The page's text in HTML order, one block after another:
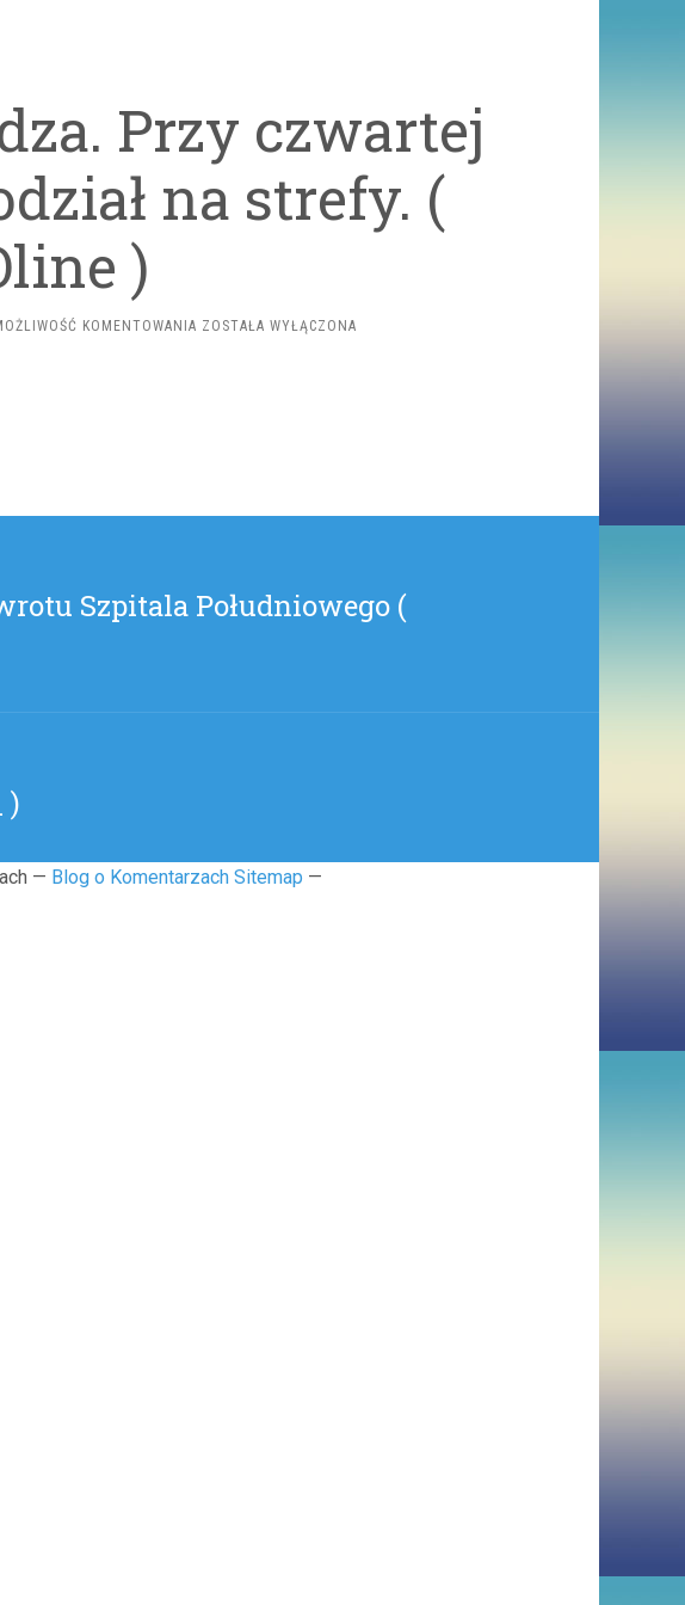
Przy czwartej
na strefy. (
)
KOMENTOWANIA RZĄD
ZOSTAŁA WYŁĄCZONA
Szpitala Południowego (
)
— Blog o Komentarzach Sitemap —